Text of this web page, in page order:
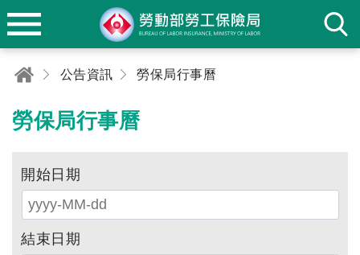
公告資訊 勞保局行事曆
勞保局行事曆
開始日期
結束日期